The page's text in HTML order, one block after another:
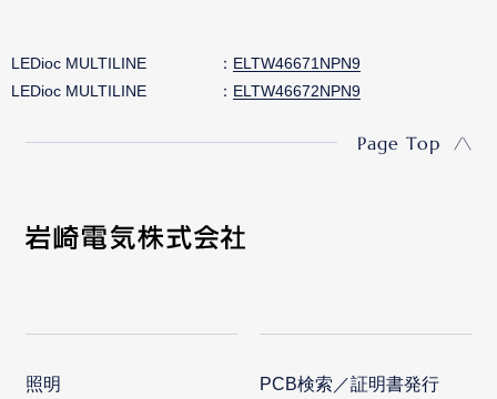
LEDioc MULTILINE
ELTW46671NPN9
LEDioc MULTILINE
ELTW46672NPN9
Page Top
照明
PCB検索／証明書発行